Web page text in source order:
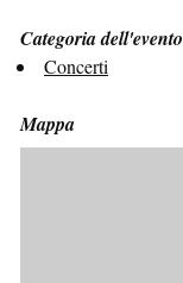
Categoria dell'evento
Concerti
Mappa